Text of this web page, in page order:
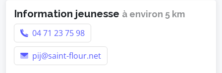
Information jeunesse à environ 5 km
04 71 23 75 98
pij@saint-flour.net